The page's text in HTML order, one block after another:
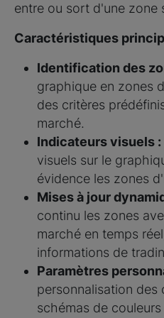
entre ou sort d'une zone
Caractéristiques
Identification des
graphique en zones
des critères
marché.
Indicateurs visuels :
visuels sur le
évidence les zones
Mises à jour
continu les zones
marché en temps
informations de
Paramètres
personnalisation des
schémas de